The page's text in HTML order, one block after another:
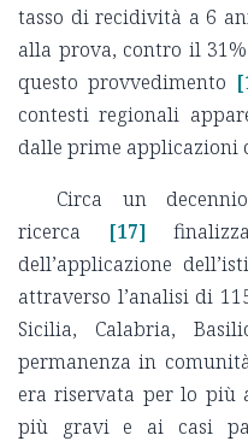
tasso di recidività a 6
alla prova, contro il
questo provvedimento
contesti regionali
dalle prime applicazioni
Circa un
ricerca
[17]
dell’applicazione
attraverso l’analisi di
Sicilia, Calabria,
permanenza in
era riservata per lo
più gravi e ai casi